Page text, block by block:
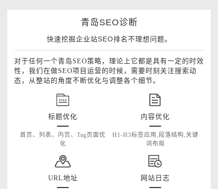
青岛SEO诊断
快速挖掘企业站SEO排名不理想问题。
对于任何一个青岛SEO策略，理论上它都是具有一定的时效
性，我们在做SEO项目运营的时候，需要时刻关注搜索动
态，从整站的角度不断优化与调整各个细节。
标题优化
首页、列表、内页、Tag页面优
化
内容优化
H1-H3标签应用,段落结构,关键
词布局
URL地址 网站日志